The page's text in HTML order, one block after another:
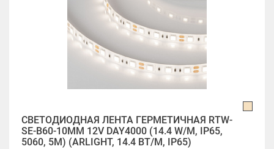
СВЕТОДИОДНАЯ ЛЕНТА ГЕРМЕТИЧНАЯ RTW-
SE-B60-10MM 12V DAY4000 (14.4 W/M, IP65,
5060, 5M) (ARLIGHT, 14.4 ВТ/М, IP65)